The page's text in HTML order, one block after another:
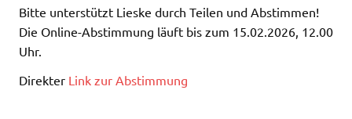
Bitte unterstützt Lieske durch Teilen und Abstimmen!
Die Online-Abstimmung läuft bis zum 15.02.2026, 12.00
Uhr.
Direkter Link zur Abstimmung